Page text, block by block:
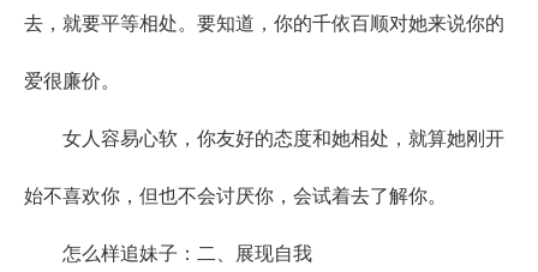
去，就要平等相处。要知道，你的千依百顺对她来说你的
爱很廉价。
女人容易心软，你友好的态度和她相处，就算她刚开
始不喜欢你，但也不会讨厌你，会试着去了解你。
怎么样追妹子：二、展现自我